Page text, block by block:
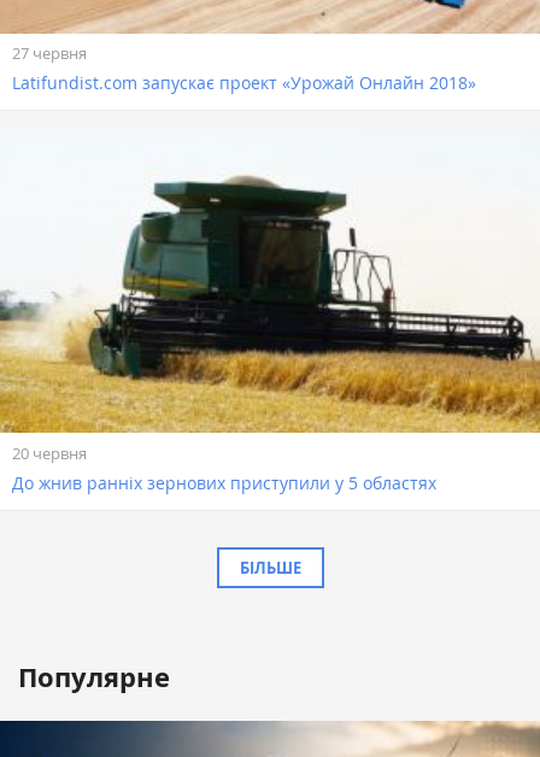
27 червня
Latifundist.com запускає проект «Урожай Онлайн 2018»
20 червня
До жнив ранніх зернових приступили у 5 областях
БІЛЬШЕ
Популярне